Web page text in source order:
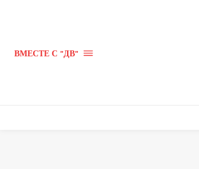
ВМЕСТЕ С "ДВ"